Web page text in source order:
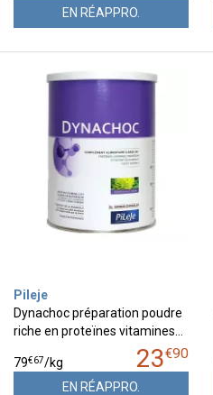
EN RÉAPPRO.
Pileje
Dynachoc préparation poudre
riche en proteïnes vitamines…
23€90
79€67/kg
EN RÉAPPRO.